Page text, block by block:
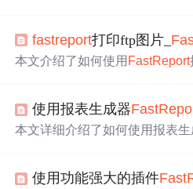
fastreport打印ftp图片_
本文介绍了如何使用 FastReport
置Table控件、编写后台代码以
使用报表生成器Fast
本文详细介绍了如何使用报表生
eport.Net是一个适用于多种
使用功能强大的插件Fast